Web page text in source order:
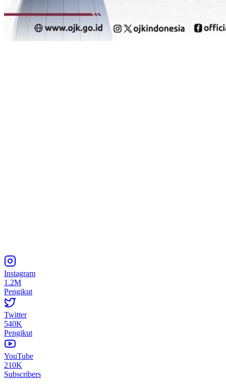
Instagram
1.2M
Pengikut
Twitter
540K
Pengikut
YouTube
210K
Subscribers